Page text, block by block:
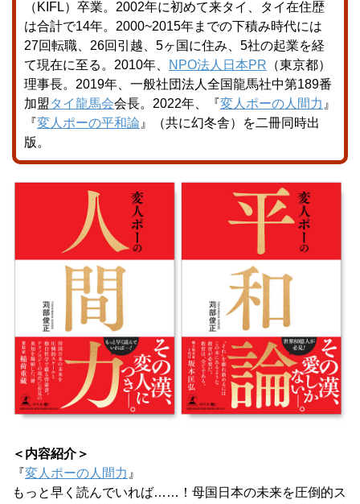
（KIFL）卒業。2002年に初めて来タイ、タイ在住歴
は合計で14年。2000~2015年までの下積み時代には
27回転職、26回引越、5ヶ国に住み、5社の起業を経
て現在に至る。2010年、
NPO法人日本PR （東京都）
理事長。2019年、一般社団法人全国龍馬社中第189番
加盟タイ龍馬会会長。2022年、『変人ポーの人間力 』
『変人ポーの平和論』（共に幻冬舎）を二冊同時出
版。
＜内容紹介＞
『変人ポーの人間力 』
もっと早く読んでいれば……！母国日本の未来を圧倒的ス